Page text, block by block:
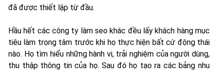
đã được thiết lập từ đầu.
Hầu hết các công ty làm seo khác đều lấy khách hàng mục
tiêu làm trọng tâm trước khi họ thực hiện bất cứ động thái
nào. Họ tìm hiểu những hành vi, trải nghiệm của người dùng,
thu thập thông tin của họ. Sau đó họ tạo ra các bảng nhu